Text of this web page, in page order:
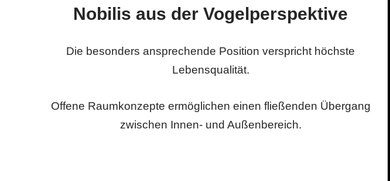
Nobilis aus der Vogelperspektive
Die besonders ansprechende Position verspricht höchste
Lebensqualität.
Offene Raumkonzepte ermöglichen einen fließenden Übergang
zwischen Innen- und Außenbereich.